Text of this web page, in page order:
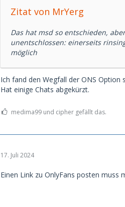
Zitat von MrYerg
Das hat msd so entschieden,
unentschlossen: einerseits
möglich
Ich fand den Wegfall der ONS Option
Hat einige Chats abgekürzt.
medima99 und cipher gefällt das.
17. Juli 2024
Einen Link zu OnlyFans posten muss